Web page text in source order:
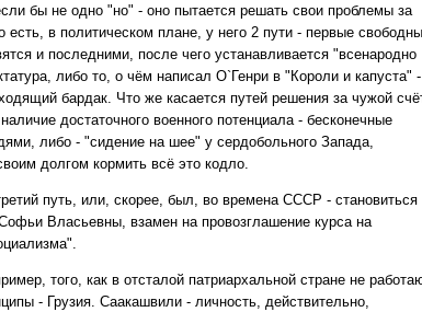
бы не одно "но" - оно пытается решать свои проблемы за
есть, в политическом плане, у него 2 пути - первые
и последними, после чего устанавливается "всенародно
либо то, о чём написал О`Генри в "Короли и капуста" -
бардак. Что же касается путей решения за чужой
достаточного военного потенциала - бесконечные
либо - "сидение на шее" у сердобольного Запада,
долгом кормить всё это кодло.
путь, или, скорее, был, во времена СССР - становиться
Власьевны, взамен на провозглашение курса на
того, как в отсталой патриархальной стране не
- Грузия. Саакашвили - личность, действительно,